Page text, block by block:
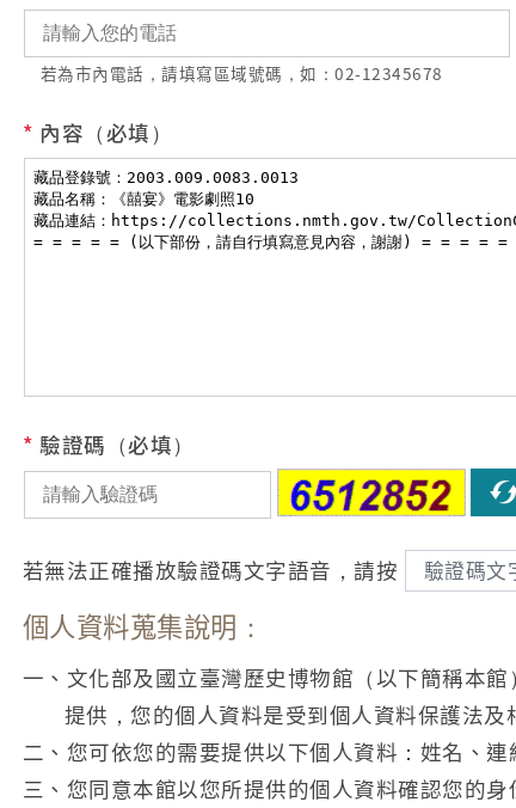
若為市內電話，請填寫區域號碼，如：02-12345678
* 內容（必填）
* 驗證碼（必填）
若無法正確播放驗證碼文字語音，請按 驗證碼文
個人資料蒐集說明：
一、文化部及國立臺灣歷史博物館（以下簡稱本
提供，您的個人資料是受到個人資料保護法及
二、您可依您的需要提供以下個人資料：姓名、
三、您同意本館以您所提供的個人資料確認您的